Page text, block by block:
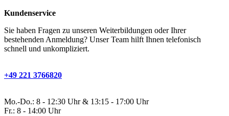
Kundenservice
Sie haben Fragen zu unseren Weiterbildungen oder Ihrer
bestehenden Anmeldung? Unser Team hilft Ihnen telefonisch
schnell und unkompliziert.
+49 221 3766820
Mo.-Do.: 8 - 12:30 Uhr & 13:15 - 17:00 Uhr
Fr.: 8 - 14:00 Uhr